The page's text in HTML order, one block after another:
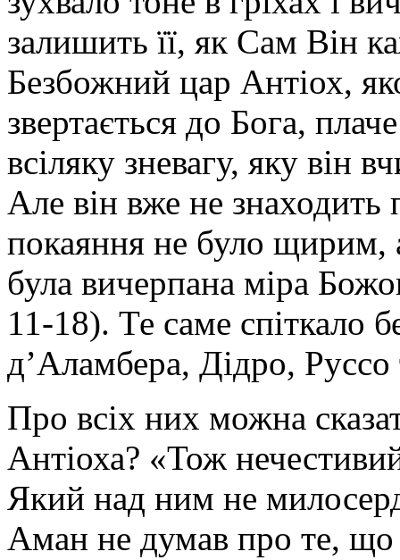
залишить її, як Сам Він
Безбожний цар Антіох,
звертається до Бога,
всіляку зневагу, яку він
Але він вже не
покаяння не було щирим,
була вичерпана міра
11-18). Те саме спіткало
д’Аламбера, Дідро, Руссо
Про всіх них можна
Антіоха? «Тож
Який над ним не
Аман не думав про те, що